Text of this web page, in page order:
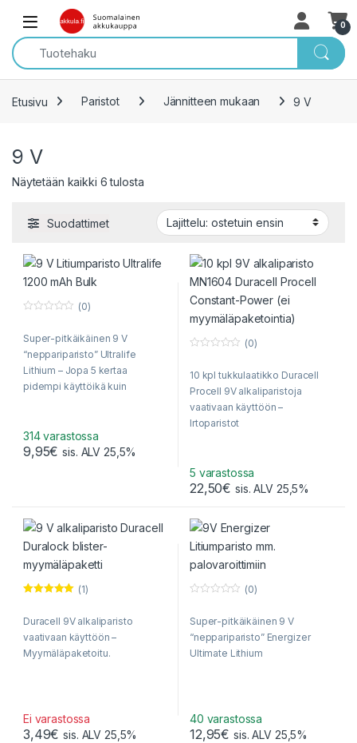
Skip to navigation
Skip to content
Open 0
Etusivu Paristot Jännitteen mukaan 9 V
9 V
Näytetään kaikki 6 tulostaSorted by popularity
Suodattimet
u
f
5
(0)
Super-pitkäikäinen 9 V
“neppariparisto” Ultralife
Lithium – Jopa 5 kertaa
pidempi käyttöikä kuin
314 varastossa
9,95€ sis. ALV 25,5%
u
o
f
5
(0)
10 kpl tukkulaatikko Duracell
Procell 9V alkaliparistoja
vaativaan käyttöön –
Irtoparistot
paristoa (5 x 10 kpl).
5 varastossa
22,50€ sis. ALV 25,5%
5.00/ 5
(1)
Duracell 9V alkaliparisto
vaativaan käyttöön –
Myymäläpaketoitu.
Ei varastossa
3,49€ sis. ALV 25,5%
u
f
5
(0)
Super-pitkäikäinen 9 V
“neppariparisto” Energizer
Ultimate Lithium
40 varastossa
12,95€ sis. ALV 25,5%